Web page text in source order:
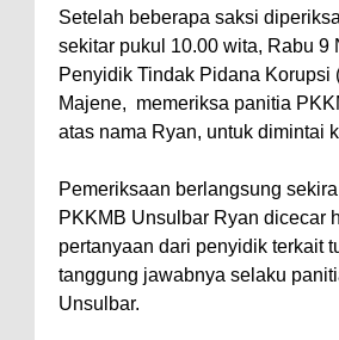
Setelah beberapa saksi
sekitar pukul 10.00 wita, Rabu 9
Penyidik Tindak Pidana Korupsi
Majene, memeriksa panitia
atas nama Ryan, untuk dimintai
Pemeriksaan berlangsung
PKKMB Unsulbar Ryan dicecar
pertanyaan dari penyidik terkait
tanggung jawabnya selaku
Unsulbar.